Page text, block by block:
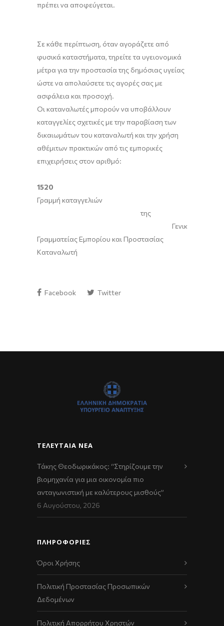
πρέπει να αποφεύγεται.
Σε κάθε περίπτωση, όταν αγοράζετε από
φυσικά καταστήματα, τηρείτε τα υγειονομικά
μέτρα για την προστασία της δημόσιας υγείας
ώστε να απολαύσετε τις αγορές σας με
ασφάλεια και προσοχή.
Οι καταναλωτές μπορούν να υποβάλλουν
καταγγελίες σχετικές με την παραβίαση των
δικαιωμάτων του καταναλωτή και την χρήση
αθέμιτων πρακτικών από τις εμπορικές
επιχειρήσεις στον αριθμό:
1520
Γραμμή καταγγελιών
της
Γενικής
Γραμματείας Εμπορίου και Προστασίας
Καταναλωτή
Facebook Twitter
ΤΕΛΕΥΤΑΊΑ ΝΈΑ
Τάκης Θεοδωρικάκος: “Στηρίζουμε την
βιομηχανία για μια οικονομία πιο
ανταγωνιστική με καλύτερους μισθούς”
6 Αυγούστου, 2026
ΠΛΗΡΟΦΟΡΙΕΣ
Όροι Χρήσης
Πολιτική Προστασίας Προσωπικών
Δεδομένων
Πολιτική Απορρήτου Χρηστών